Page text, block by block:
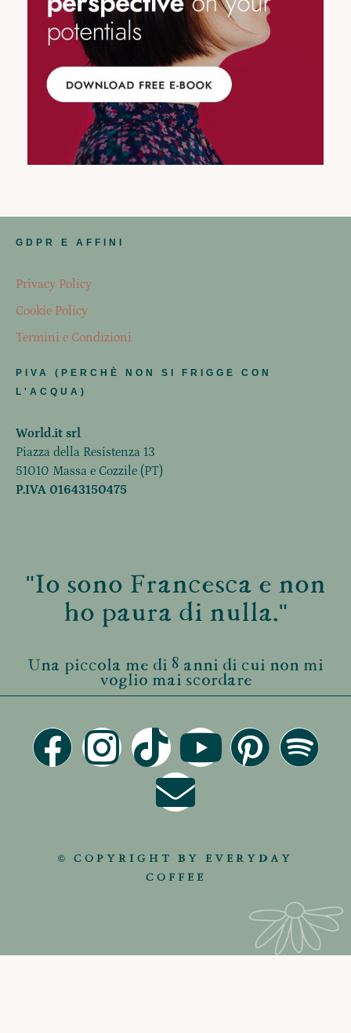
GDPR E AFFINI
Privacy Policy
Cookie Policy
Termini e Condizioni
PIVA (PERCHÈ NON SI FRIGGE CON
L'ACQUA)
World.it srl
Piazza della Resistenza 13
51010 Massa e Cozzile (PT)
P.IVA 01643150475
"Io sono Francesca e non
ho paura di nulla."
Una piccola me di 8 anni di cui non mi
voglio mai scordare
© COPYRIGHT BY EVERYDAY
COFFEE